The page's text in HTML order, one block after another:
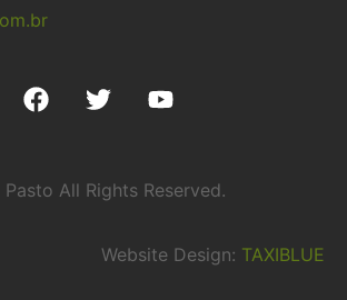
All Rights Reserved.
Website Design: TAXIBLUE